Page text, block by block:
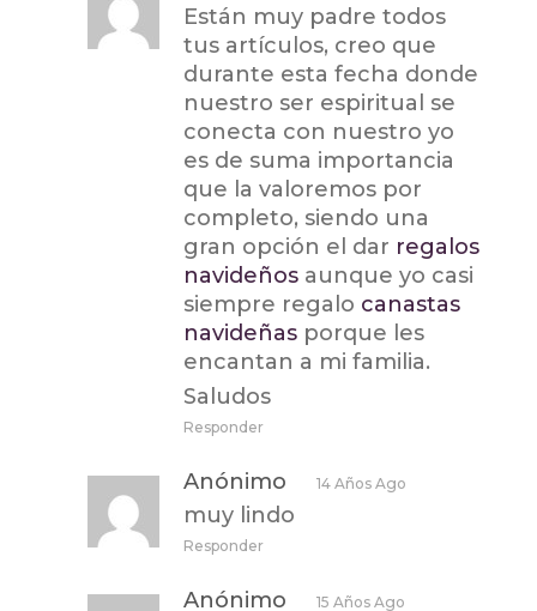
Están muy padre todos
tus artículos, creo que
durante esta fecha donde
nuestro ser espiritual se
conecta con nuestro yo
es de suma importancia
que la valoremos por
completo, siendo una
gran opción el dar regalos
navideños aunque yo casi
siempre regalo canastas
navideñas porque les
encantan a mi familia.
Saludos
Responder
Anónimo 14 Años Ago
muy lindo
Responder
Anónimo 15 Años Ago